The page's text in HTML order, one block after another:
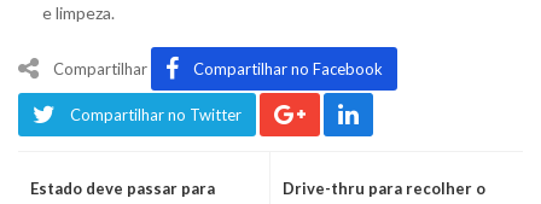
e limpeza.
Compartilhar Compartilhar no Facebook
Compartilhar no Twitter
Estado deve passar para
Drive-thru para recolher o